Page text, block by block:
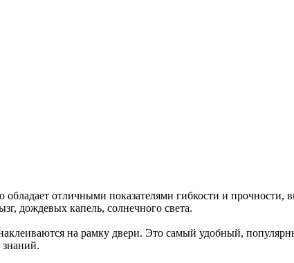
отличными показателями гибкости и прочности,
дождевых капель, солнечного света.
на рамку двери. Это самый удобный,
знаний.